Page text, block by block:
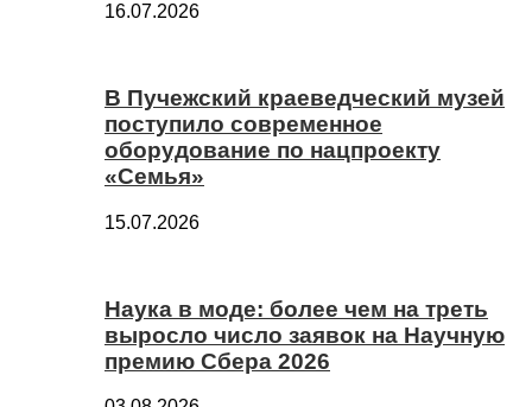
16.07.2026
В Пучежский краеведческий музей
поступило современное
оборудование по нацпроекту
«Семья»
15.07.2026
Наука в моде: более чем на треть
выросло число заявок на Научную
премию Сбера 2026